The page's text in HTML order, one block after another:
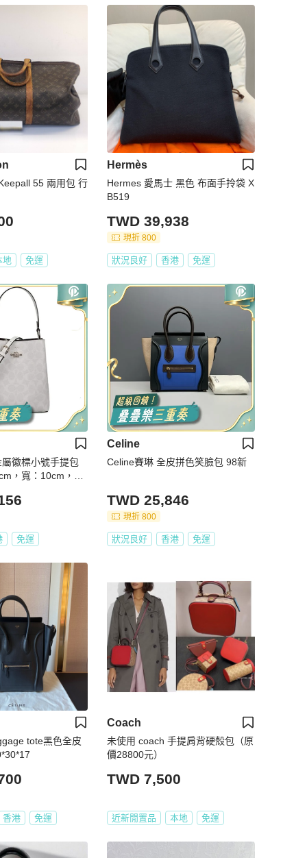
55 兩用包 行
地 免運
Hermès
Hermes 愛馬士 黑色 布面手拎袋 X
B519
TWD 39,938
現折 800
狀況良好 香港 免運
徽標小號手提包
，寬：10cm，
免運
Celine
Celine賽琳 全皮拼色笑臉包 98新
TWD 25,846
現折 800
狀況良好 香港 免運
tote黑色全皮
香港 免運
Coach
未使用 coach 手提肩背硬殼包（原
價28800元）
TWD 7,500
近新閒置品 本地 免運